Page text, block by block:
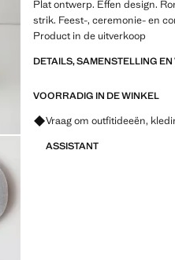
Plat ontwerp. Effen design.
strik. Feest-, ceremonie- en
Product in de uitverkoop
DETAILS, SAMENSTELLING
VOORRADIG IN DE WINKEL
Vraag om outfitideeën,
ASSISTANT